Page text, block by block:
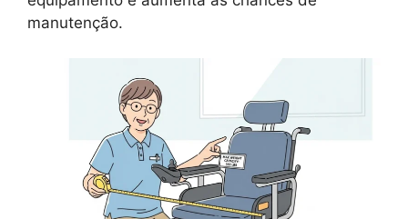
manutenção.